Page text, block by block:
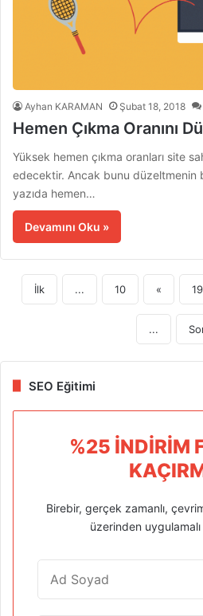
Ayhan KARAMAN Şubat 18, 2018
Hemen Çıkma Oranını
Yüksek hemen çıkma oranları site
edecektir. Ancak bunu düzeltmenin
yazıda hemen…
Devamını Oku »
İlk ... 10 « 19
...
SEO Eğitimi
%25 İNDIRIM
Birebir, gerçek zamanlı,
üzerinden